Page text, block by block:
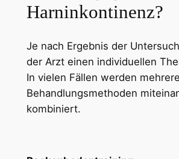
Harninkontinenz?
Je nach Ergebnis der
der Arzt einen individuellen
In vielen Fällen werden mehrere
Behandlungsmethoden
kombiniert.